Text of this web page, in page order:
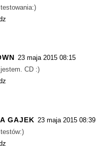
23 maja 2015 08:15
CD :)
GAJEK 23 maja 2015 08:39